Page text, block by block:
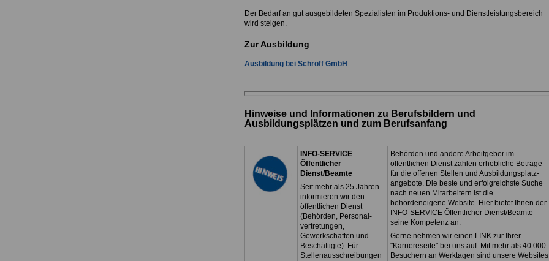
Der Bedarf an gut ausgebildeten Spezialisten im Produktions- und Dienstleistungsbereich
wird steigen.
Zur Ausbildung
Ausbildung bei Schroff GmbH
Hinweise und Informationen zu Berufsbildern und
Ausbildungsplätzen und zum Berufsanfang
INFO-SERVICE
Öffentlicher
Dienst/Beamte
Seit mehr als 25 Jahren
informieren wir den
öffentlichen Dienst
(Behörden, Personal-
vertretungen,
Gewerkschaften und
Beschäftigte). Für
Stellenausschreibungen
Behörden und andere Arbeitgeber im
öffentlichen Dienst zahlen erhebliche Beträge
für die offenen Stellen und Ausbildungsplatz-
angebote. Die beste und erfolgreichste Suche
nach neuen Mitarbeitern ist die
behördeneigene Website. Hier bietet Ihnen der
INFO-SERVICE Öffentlicher Dienst/Beamte
seine Kompetenz an.
Gerne nehmen wir einen LINK zur Ihrer
"Karriereseite" bei uns auf. Mit mehr als 40.000
Besuchern an Werktagen sind unsere Websites